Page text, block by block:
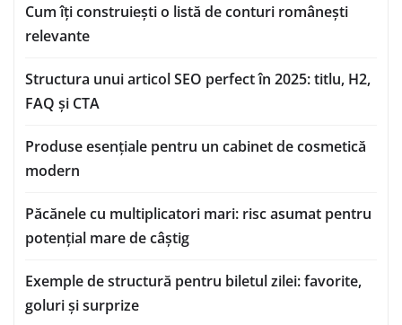
Cum îți construiești o listă de conturi românești
relevante
Structura unui articol SEO perfect în 2025: titlu, H2,
FAQ și CTA
Produse esențiale pentru un cabinet de cosmetică
modern
Păcănele cu multiplicatori mari: risc asumat pentru
potențial mare de câștig
Exemple de structură pentru biletul zilei: favorite,
goluri și surprize